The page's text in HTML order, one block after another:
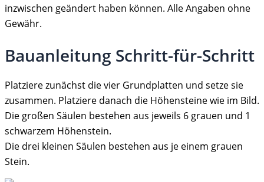
inzwischen geändert haben können. Alle Angaben ohne
Gewähr.
Bauanleitung Schritt-für-Schritt
Platziere zunächst die vier Grundplatten und setze sie
zusammen. Platziere danach die Höhensteine wie im Bild.
Die großen Säulen bestehen aus jeweils 6 grauen und 1
schwarzem Höhenstein.
Die drei kleinen Säulen bestehen aus je einem grauen
Stein.